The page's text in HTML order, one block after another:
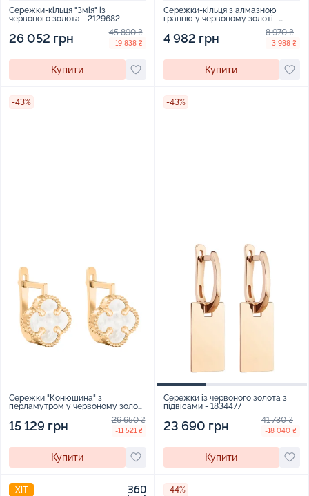
Сережки-кільця "Змія" із
червоного золота - 2129682
26 052 грн 45 890 ₴
-19 838 ₴
Купити
Сережки-кільця з алмазною
гранню у червоному золоті -
4 982 грн 8 970 ₴
-3 988 ₴
Купити
-43%
Сережки "Конюшина" з
перламутром у червоному золоті
15 129 грн 26 650 ₴
-11 521 ₴
Купити
-43%
Сережки із червоного золота з
підвісами - 1834477
23 690 грн 41 730 ₴
-18 040 ₴
Купити
ХІТ
-44%